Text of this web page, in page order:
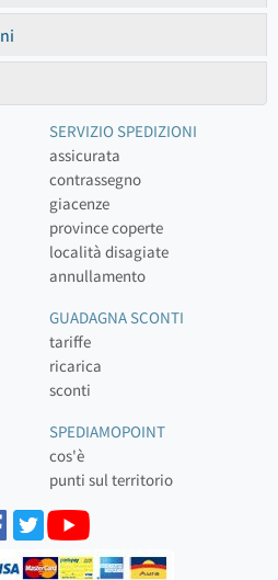
SERVIZIO SPEDIZIONI
assicurata
contrassegno
giacenze
province coperte
località disagiate
annullamento
GUADAGNA SCONTI
tariffe
ricarica
sconti
SPEDIAMOPOINT
cos'è
punti sul territorio